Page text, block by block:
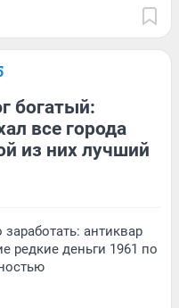
богатый:
все города
из них лучший
антиквар
редкие деньги 1961 по